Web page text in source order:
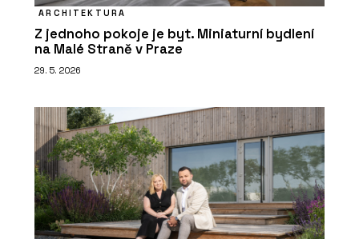
ARCHITEKTURA
Z jednoho pokoje je byt. Miniaturní bydlení
na Malé Straně v Praze
29. 5. 2026